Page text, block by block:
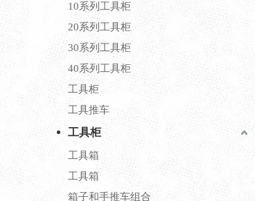
10系列工具柜
20系列工具柜
30系列工具柜
40系列工具柜
工具柜
工具推车
工具柜
工具箱
工具箱
箱子和手推车组合